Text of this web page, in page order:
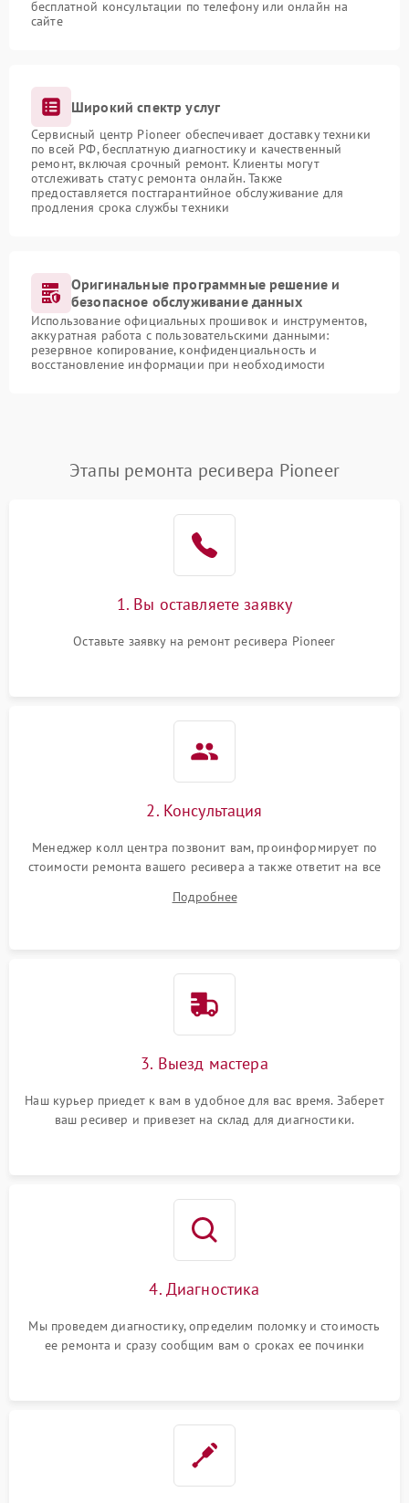
бесплатной консультации по телефону или онлайн на
сайте
Широкий спектр услуг
Сервисный центр Pioneer обеспечивает доставку техники
по всей РФ, бесплатную диагностику и качественный
ремонт, включая срочный ремонт. Клиенты могут
отслеживать статус ремонта онлайн. Также
предоставляется постгарантийное обслуживание для
продления срока службы техники
Оригинальные программные решение и
безопасное обслуживание данных
Использование официальных прошивок и инструментов,
аккуратная работа с пользовательскими данными:
резервное копирование, конфиденциальность и
восстановление информации при необходимости
Этапы ремонта ресивера Pioneer
1. Вы оставляете заявку
Оставьте заявку на ремонт ресивера Pioneer
2. Консультация
Менеджер колл центра позвонит вам, проинформирует по
стоимости ремонта вашего ресивера а также ответит на все
Подробнее
3. Выезд мастера
Наш курьер приедет к вам в удобное для вас время. Заберет
ваш ресивер и привезет на склад для диагностики.
4. Диагностика
Мы проведем диагностику, определим поломку и стоимость
ее ремонта и сразу сообщим вам о сроках ее починки